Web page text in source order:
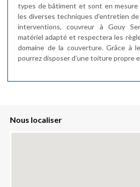
types de bâtiment et sont en
les diverses techniques d’entretien
interventions, couvreur à Gouy
matériel adapté et respectera les
domaine de la couverture. Grâce à
pourrez disposer d’une toiture propre
Nous localiser